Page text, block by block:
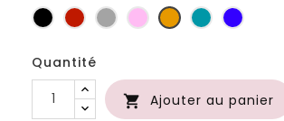
Noir RougeGris
clair
RoseJaune
d'or
Turquoise
Bleu
Quantité
 Ajouter au panier